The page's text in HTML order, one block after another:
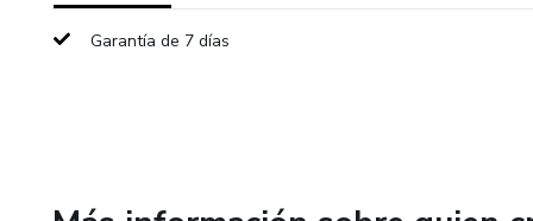
Garantía de 7 días